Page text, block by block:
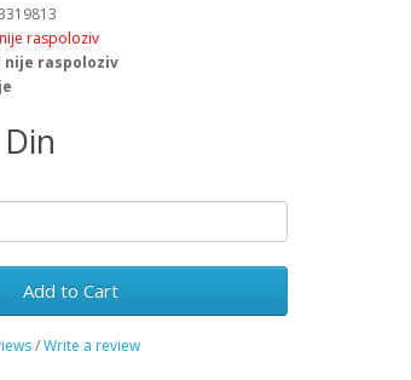
raspoloziv
nije raspoloziv
Add to Cart
/Write a review